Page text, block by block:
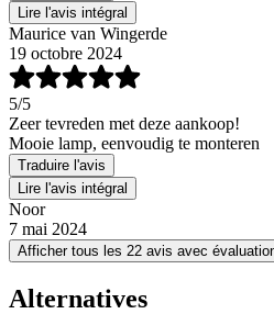
Lire l'avis intégral
Maurice van Wingerde
19 octobre 2024
5/5
Zeer tevreden met deze aankoop!
Mooie lamp, eenvoudig te monteren
Traduire l'avis
Lire l'avis intégral
Noor
7 mai 2024
Afficher tous les 22 avis avec
Alternatives